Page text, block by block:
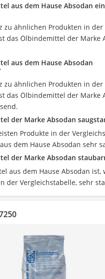
aus dem Hause Absodan ein
zu ähnlichen Produkten in der
das Ölbindemittel der Marke
aus dem Hause Absodan
zu ähnlichen Produkten in der
das Ölbindemittel der Marke
der Marke Absodan
Produkte in der
dem Hause Absodan sehr
der Marke Absodan
aus dem Hause Absodan ist,
der Vergleichstabelle, sehr